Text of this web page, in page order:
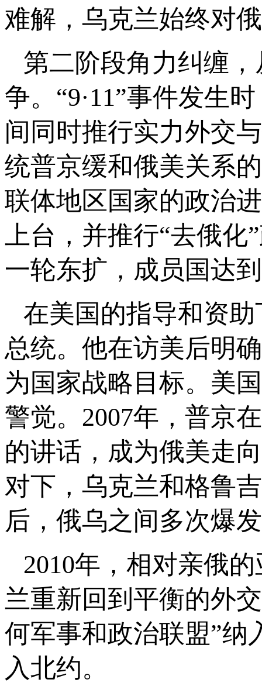
难解，乌克兰始终对
第二阶段角力纠缠
争。“9·11”事件发生
间同时推行实力外交
统普京缓和俄美关系
联体地区国家的政治
上台，并推行“去俄
一轮东扩，成员国达
在美国的指导和资
总统。他在访美后明
为国家战略目标。美
警觉。2007年，普京
的讲话，成为俄美走
对下，乌克兰和格鲁
后，俄乌之间多次爆
2010年，相对亲俄
兰重新回到平衡的外
何军事和政治联盟”纳
入北约。